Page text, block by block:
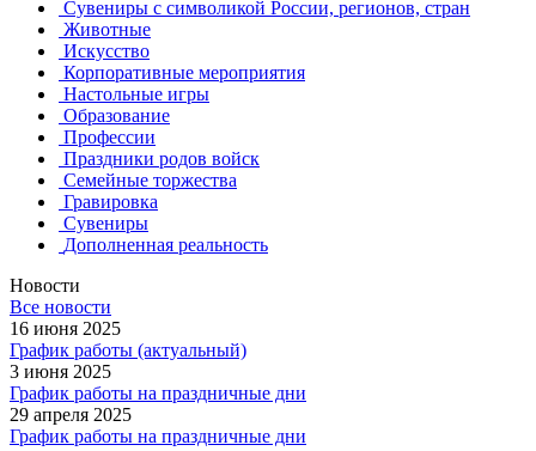
Сувениры с символикой России, регионов, стран
Животные
Искусство
Корпоративные мероприятия
Настольные игры
Образование
Профессии
Праздники родов войск
Семейные торжества
Гравировка
Сувениры
Дополненная реальность
Новости
Все новости
16 июня 2025
График работы (актуальный)
3 июня 2025
График работы на праздничные дни
29 апреля 2025
График работы на праздничные дни